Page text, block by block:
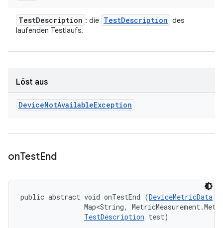
TestDescription : die TestDescription des
laufenden Testlaufs.
Löst aus
DeviceNotAvailableException
onTestEnd
public abstract void onTestEnd (DeviceMetricData
Map<String,
TestDescription test)